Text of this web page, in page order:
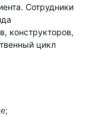
Сотрудники
конструкторов,
цикл